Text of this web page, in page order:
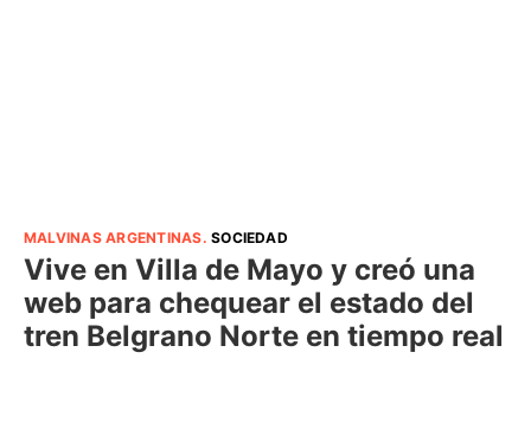
MALVINAS ARGENTINAS.SOCIEDAD
Vive en Villa de Mayo y creó una
web para chequear el estado del
tren Belgrano Norte en tiempo real